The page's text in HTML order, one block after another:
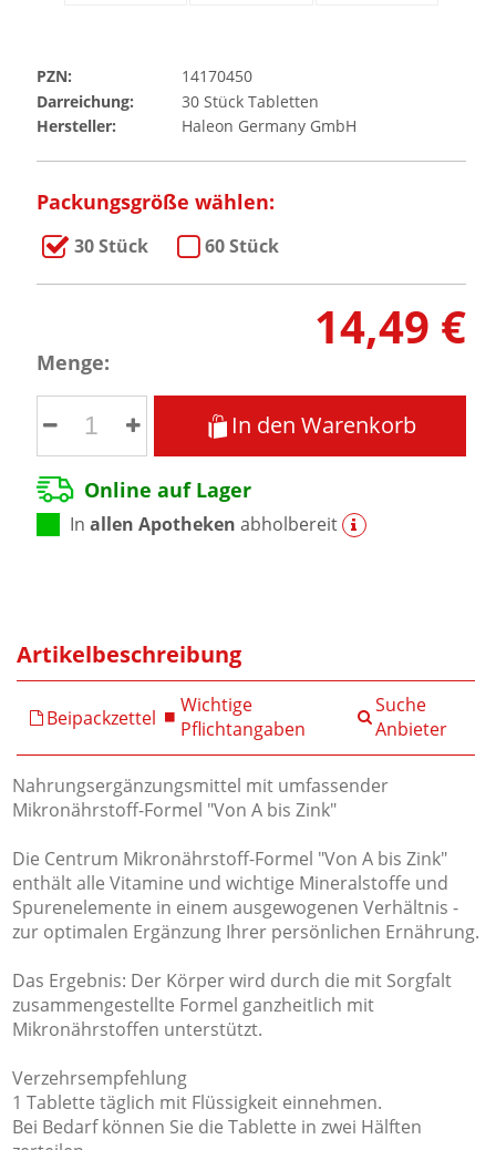
PZN:
14170450
Darreichung:
30Stück Tabletten
Hersteller:
Haleon Germany GmbH
Packungsgröße wählen:
30 Stück 60 Stück
14,49 €
Menge:
In den Warenkorb
Online auf Lager
Inallen Apotheken abholbereit
Artikelbeschreibung
Beipackzettel
Wichtige
Pflichtangaben
Suche
Anbieter
Nahrungsergänzungsmittel mit umfassender
Mikronährstoff-Formel "Von A bis Zink"
Die Centrum Mikronährstoff-Formel "Von A bis Zink"
enthält alle Vitamine und wichtige Mineralstoffe und
Spurenelemente in einem ausgewogenen Verhältnis -
zur optimalen Ergänzung Ihrer persönlichen Ernährung.
Das Ergebnis: Der Körper wird durch die mit Sorgfalt
zusammengestellte Formel ganzheitlich mit
Mikronährstoffen unterstützt.
Verzehrsempfehlung
1 Tablette täglich mit Flüssigkeit einnehmen.
Bei Bedarf können Sie die Tablette in zwei Hälften